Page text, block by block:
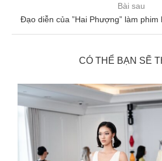
Bài sau
Đạo diễn của ”Hai Phượng” làm
CÓ THỂ BẠN SẼ